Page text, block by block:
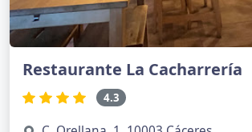
Restaurante La Cacharrería
4.3